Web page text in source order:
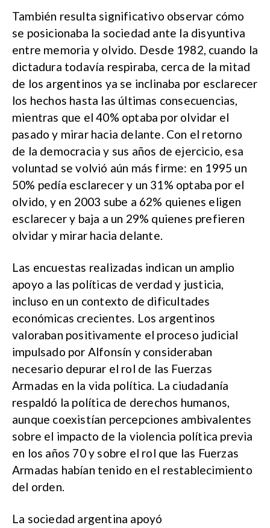
También resulta significativo observar cómo
se posicionaba la sociedad ante la disyuntiva
entre memoria y olvido. Desde 1982, cuando la
dictadura todavía respiraba, cerca de la mitad
de los argentinos ya se inclinaba por esclarecer
los hechos hasta las últimas consecuencias,
mientras que el 40% optaba por olvidar el
pasado y mirar hacia delante. Con el retorno
de la democracia y sus años de ejercicio, esa
voluntad se volvió aún más firme: en 1995 un
50% pedía esclarecer y un 31% optaba por el
olvido, y en 2003 sube a 62% quienes eligen
esclarecer y baja a un 29% quienes prefieren
olvidar y mirar hacia delante.
Las encuestas realizadas indican un amplio
apoyo a las políticas de verdad y justicia,
incluso en un contexto de dificultades
económicas crecientes. Los argentinos
valoraban positivamente el proceso judicial
impulsado por Alfonsín y consideraban
necesario depurar el rol de las Fuerzas
Armadas en la vida política. La ciudadanía
respaldó la política de derechos humanos,
aunque coexistían percepciones ambivalentes
sobre el impacto de la violencia política previa
en los años 70 y sobre el rol que las Fuerzas
Armadas habían tenido en el restablecimiento
del orden.
La sociedad argentina apoyó